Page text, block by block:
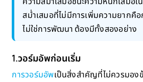
สม่ำเสมอที่ไม่มีการเพิ่มความยากคื
ไม่ใช่การพัฒนา ต้องมีทั้งสองอย่าง
1.วอร์มอัพก่อนเริ่ม
การวอร์มอัพเป็นสิ่งสำคัญที่ไม่ควรมอง